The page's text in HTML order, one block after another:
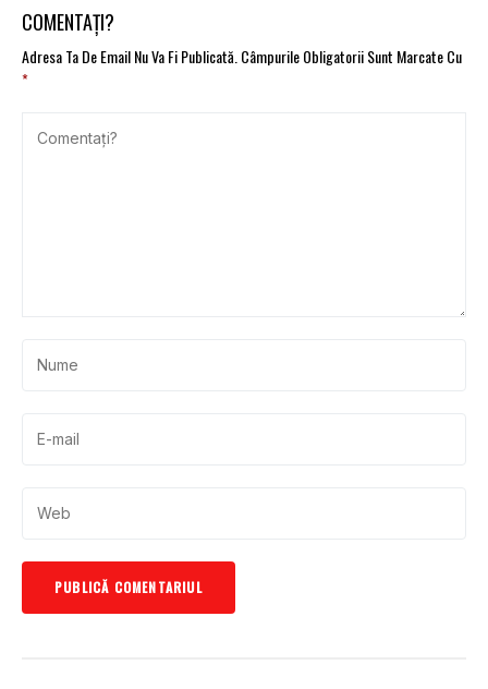
COMENTAȚI?
Adresa Ta De Email Nu Va Fi Publicată. Câmpurile Obligatorii Sunt Marcate Cu
*